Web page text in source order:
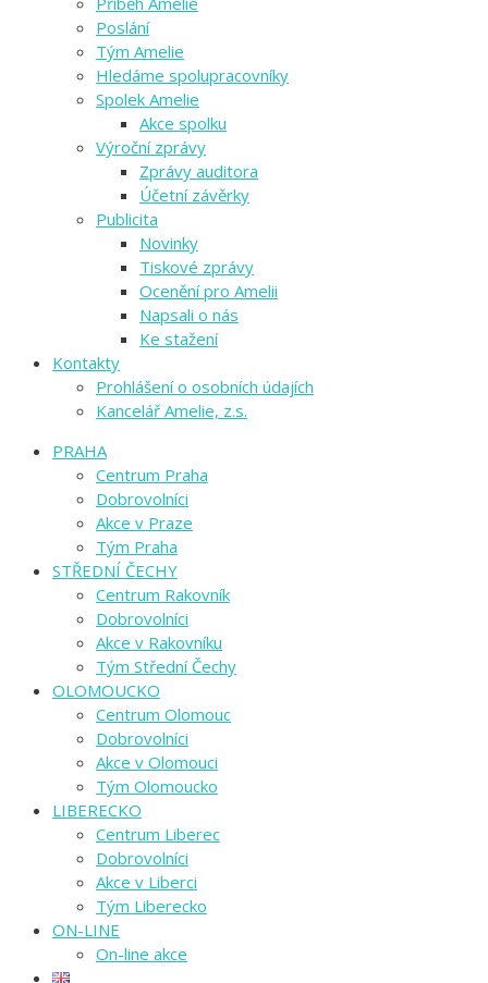
Poslání
Tým Amelie
Hledáme spolupracovníky
Spolek Amelie
Akce spolku
Výroční zprávy
Zprávy auditora
Účetní závěrky
Publicita
Novinky
Tiskové zprávy
Ocenění pro Amelii
Napsali o nás
Ke stažení
Kontakty
Prohlášení o osobních údajích
Kancelář Amelie, z.s.
PRAHA
Centrum Praha
Dobrovolníci
Akce v Praze
Tým Praha
STŘEDNÍ ČECHY
Centrum Rakovník
Dobrovolníci
Akce v Rakovníku
Tým Střední Čechy
OLOMOUCKO
Centrum Olomouc
Dobrovolníci
Akce v Olomouci
Tým Olomoucko
LIBERECKO
Centrum Liberec
Dobrovolníci
Akce v Liberci
Tým Liberecko
ON-LINE
On-line akce